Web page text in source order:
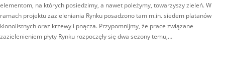
elementom, na których posiedzimy, a nawet poleżymy, towarzyszy zieleń. W
ramach projektu zazieleniania Rynku posadzono tam m.in. siedem platanów
klonolistnych oraz krzewy i pnącza. Przypomnijmy, że prace związane
zazielenieniem płyty Rynku rozpoczęły się dwa sezony temu,…